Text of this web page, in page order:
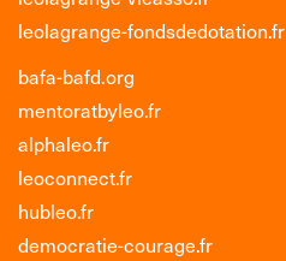
leolagrange-fondsdedotation.fr
bafa-bafd.org
mentoratbyleo.fr
alphaleo.fr
leoconnect.fr
hubleo.fr
democratie-courage.fr